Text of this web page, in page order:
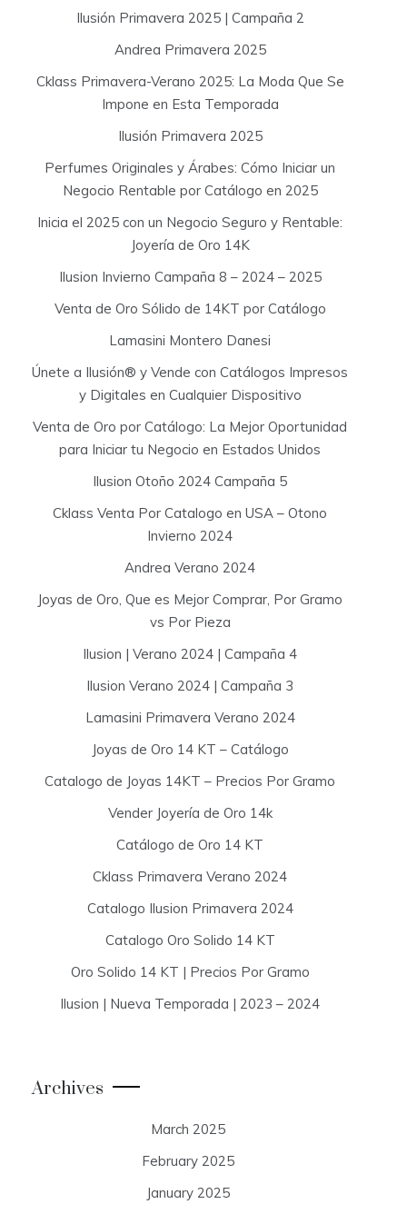
r
:
Ilusión Primavera 2025 | Campaña 2
Andrea Primavera 2025
Cklass Primavera-Verano 2025: La Moda Que Se
Impone en Esta Temporada
Ilusión Primavera 2025
Perfumes Originales y Árabes: Cómo Iniciar un
Negocio Rentable por Catálogo en 2025
Inicia el 2025 con un Negocio Seguro y Rentable:
Joyería de Oro 14K
Ilusion Invierno Campaña 8 – 2024 – 2025
Venta de Oro Sólido de 14KT por Catálogo
Lamasini Montero Danesi
Únete a Ilusión® y Vende con Catálogos Impresos
y Digitales en Cualquier Dispositivo
Venta de Oro por Catálogo: La Mejor Oportunidad
para Iniciar tu Negocio en Estados Unidos
Ilusion Otoño 2024 Campaña 5
Cklass Venta Por Catalogo en USA – Otono
Invierno 2024
Andrea Verano 2024
Joyas de Oro, Que es Mejor Comprar, Por Gramo
vs Por Pieza
Ilusion | Verano 2024 | Campaña 4
Ilusion Verano 2024 | Campaña 3
Lamasini Primavera Verano 2024
Joyas de Oro 14 KT – Catálogo
Catalogo de Joyas 14KT – Precios Por Gramo
Vender Joyería de Oro 14k
Catálogo de Oro 14 KT
Cklass Primavera Verano 2024
Catalogo Ilusion Primavera 2024
Catalogo Oro Solido 14 KT
Oro Solido 14 KT | Precios Por Gramo
Ilusion | Nueva Temporada | 2023 – 2024
Archives
March 2025
February 2025
January 2025